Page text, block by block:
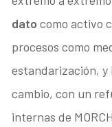
datocomo activo
procesos como
estandarización, y
cambio, con un
internas de